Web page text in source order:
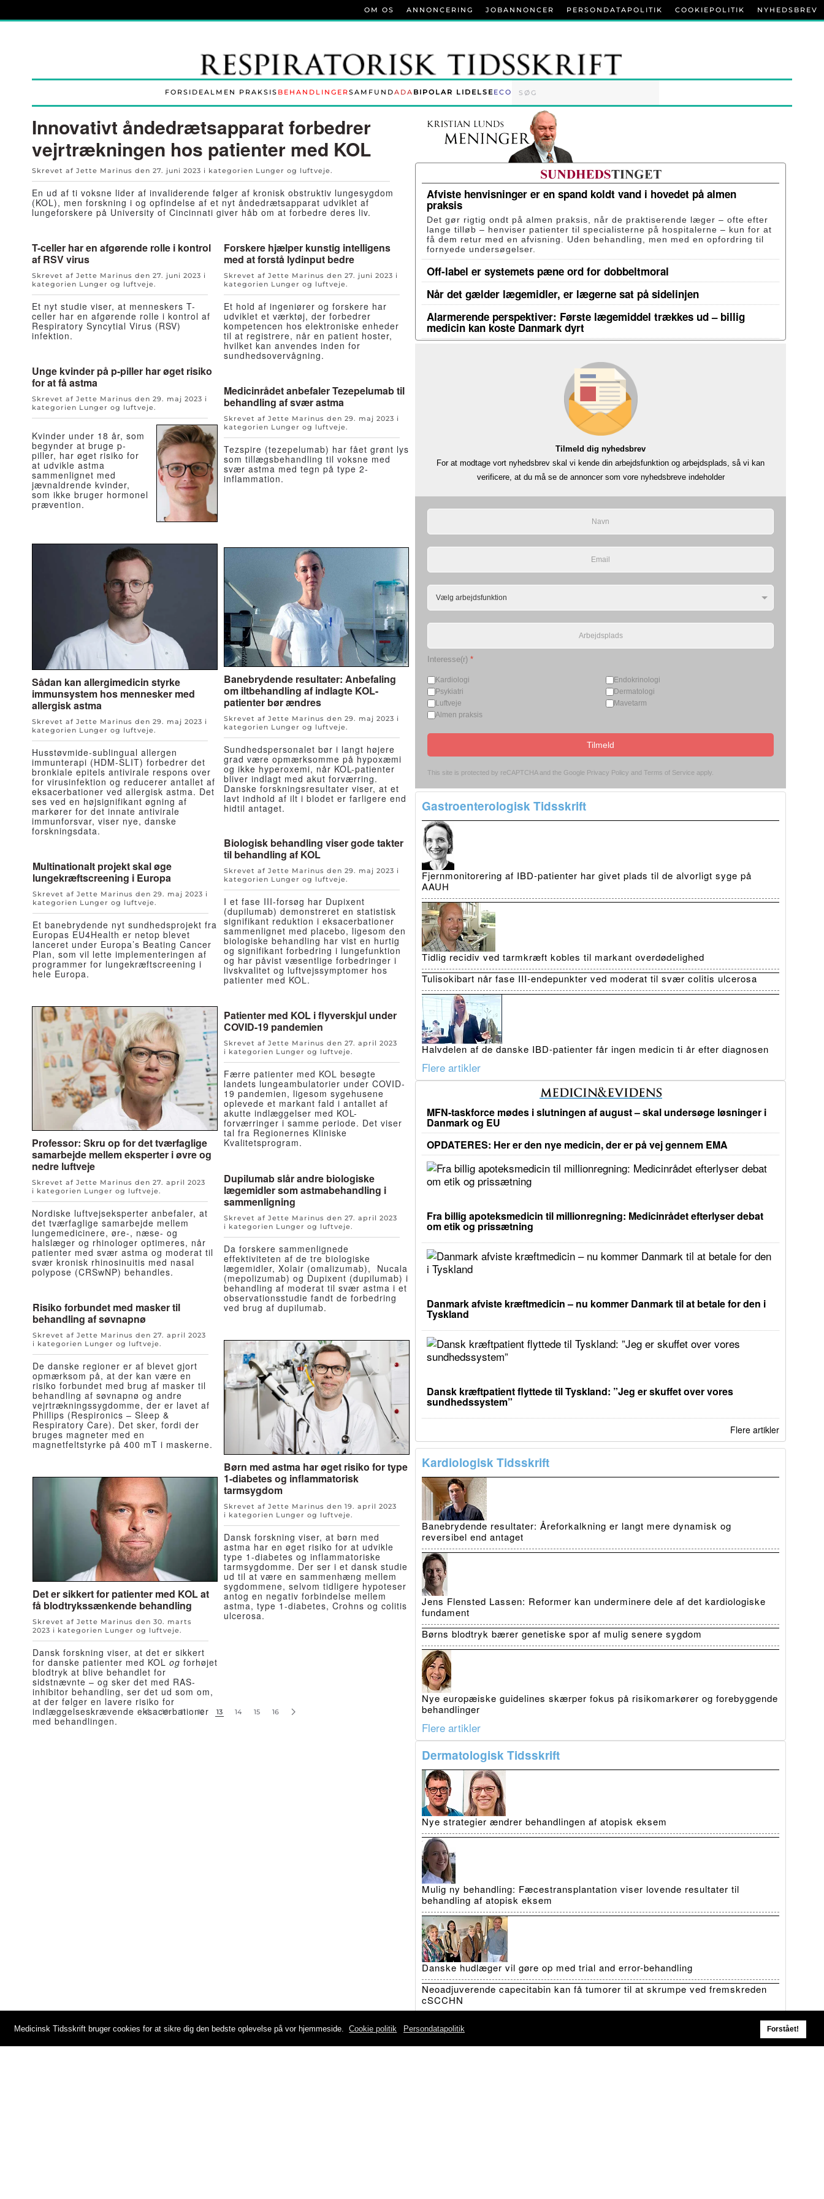
Medicinsk Tidsskrift bruger cookies for at sikre dig den bedste oplevelse på vor hjemmeside. Cookie politik Persondatapolitik Forstået!
FORSIDEALMEN PRAKSIS BEHANDLINGERSAMFUNDADA BIPOLAR LIDELSEECO
OM OS ANNONCERING JOBANNONCER PERSONDATAPOLITIK COOKIEPOLITIK NYHEDSBREV
Innovativt åndedrætsapparat forbedrer
vejrtrækningen hos patienter med KOL
Skrevet af Jette Marinus den 27. juni 2023 i kategorien Lunger og luftveje.
En ud af ti voksne lider af invaliderende følger af kronisk obstruktiv lungesygdom
(KOL), men forskning i og opfindelse af et nyt åndedrætsapparat udviklet af
lungeforskere på University of Cincinnati giver håb om at forbedre deres liv.
T-celler har en afgørende rolle i kontrol
af RSV virus
Skrevet af Jette Marinus den 27. juni 2023 i
kategorien Lunger og luftveje.
Et nyt studie viser, at menneskers T-
celler har en afgørende rolle i kontrol af
Respiratory Syncytial Virus (RSV)
infektion.
Forskere hjælper kunstig intelligens
med at forstå lydinput bedre
Skrevet af Jette Marinus den 27. juni 2023 i
kategorien Lunger og luftveje.
Et hold af ingeniører og forskere har
udviklet et værktøj, der forbedrer
kompetencen hos elektroniske enheder
til at registrere, når en patient hoster,
hvilket kan anvendes inden for
sundhedsovervågning.
Unge kvinder på p-piller har øget risiko
for at få astma
Skrevet af Jette Marinus den 29. maj 2023 i
kategorien Lunger og luftveje.
Kvinder under 18 år, som
begynder at bruge p-
piller, har øget risiko for
at udvikle astma
sammenlignet med
jævnaldrende kvinder,
som ikke bruger hormonel
prævention.
Medicinrådet anbefaler Tezepelumab til
behandling af svær astma
Skrevet af Jette Marinus den 29. maj 2023 i
kategorien Lunger og luftveje.
Tezspire (tezepelumab) har fået grønt lys
som tillægsbehandling til voksne med
svær astma med tegn på type 2-
inflammation.
Sådan kan allergimedicin styrke
immunsystem hos mennesker med
allergisk astma
Skrevet af Jette Marinus den 29. maj 2023 i
kategorien Lunger og luftveje.
Husstøvmide-sublingual allergen
immunterapi (HDM-SLIT) forbedrer det
bronkiale epitels antivirale respons over
for virusinfektion og reducerer antallet af
eksacerbationer ved allergisk astma. Det
ses ved en højsignifikant øgning af
markører for det innate antivirale
immunforsvar, viser nye, danske
forskningsdata.
Banebrydende resultater: Anbefaling
om iltbehandling af indlagte KOL-
patienter bør ændres
Skrevet af Jette Marinus den 29. maj 2023 i
kategorien Lunger og luftveje.
Sundhedspersonalet bør i langt højere
grad være opmærksomme på hypoxæmi
og ikke hyperoxemi, når KOL-patienter
bliver indlagt med akut forværring.
Danske forskningsresultater viser, at et
lavt indhold af ilt i blodet er farligere end
hidtil antaget.
Biologisk behandling viser gode takter
til behandling af KOL
Skrevet af Jette Marinus den 29. maj 2023 i
kategorien Lunger og luftveje.
I et fase III-forsøg har Dupixent
(dupilumab) demonstreret en statistisk
signifikant reduktion i eksacerbationer
sammenlignet med placebo, ligesom den
biologiske behandling har vist en hurtig
og signifikant forbedring i lungefunktion
og har påvist væsentlige forbedringer i
livskvalitet og luftvejssymptomer hos
patienter med KOL.
Multinationalt projekt skal øge
lungekræftscreening i Europa
Skrevet af Jette Marinus den 29. maj 2023 i
kategorien Lunger og luftveje.
Et banebrydende nyt sundhedsprojekt fra
Europas EU4Health er netop blevet
lanceret under Europa’s Beating Cancer
Plan, som vil lette implementeringen af
programmer for lungekræftscreening i
hele Europa.
Professor: Skru op for det tværfaglige
samarbejde mellem eksperter i øvre og
nedre luftveje
Skrevet af Jette Marinus den 27. april 2023
i kategorien Lunger og luftveje.
Nordiske luftvejseksperter anbefaler, at
det tværfaglige samarbejde mellem
lungemedicinere, øre-, næse- og
halslæger og rhinologer optimeres, når
patienter med svær astma og moderat til
svær kronisk rhinosinuitis med nasal
polypose (CRSwNP) behandles.
Patienter med KOL i flyverskjul under
COVID-19 pandemien
Skrevet af Jette Marinus den 27. april 2023
i kategorien Lunger og luftveje.
Færre patienter med KOL besøgte
landets lungeambulatorier under COVID-
19 pandemien, ligesom sygehusene
oplevede et markant fald i antallet af
akutte indlæggelser med KOL-
forværringer i samme periode. Det viser
tal fra Regionernes Kliniske
Kvalitetsprogram.
Dupilumab slår andre biologiske
lægemidler som astmabehandling i
sammenligning
Skrevet af Jette Marinus den 27. april 2023
i kategorien Lunger og luftveje.
Da forskere sammenlignede
effektiviteten af de tre biologiske
lægemidler, Xolair (omalizumab), Nucala
(mepolizumab) og Dupixent (dupilumab) i
behandling af moderat til svær astma i et
observationsstudie fandt de forbedring
ved brug af dupilumab.
Risiko forbundet med masker til
behandling af søvnapnø
Skrevet af Jette Marinus den 27. april 2023
i kategorien Lunger og luftveje.
De danske regioner er af blevet gjort
opmærksom på, at der kan være en
risiko forbundet med brug af masker til
behandling af søvnapnø og andre
vejrtrækningssygdomme, der er lavet af
Phillips (Respironics – Sleep &
Respiratory Care). Det sker, fordi der
bruges magneter med en
magnetfeltstyrke på 400 mT i maskerne.
Børn med astma har øget risiko for type
1-diabetes og inflammatorisk
tarmsygdom
Skrevet af Jette Marinus den 19. april 2023
i kategorien Lunger og luftveje.
Dansk forskning viser, at børn med
astma har en øget risiko for at udvikle
type 1-diabetes og inflammatoriske
tarmsygdomme. Der ser i et dansk studie
ud til at være en sammenhæng mellem
sygdommene, selvom tidligere hypoteser
antog en negativ forbindelse mellem
astma, type 1-diabetes, Crohns og colitis
ulcerosa.
Det er sikkert for patienter med KOL at
få blodtrykssænkende behandling
Skrevet af Jette Marinus den 30. marts
2023 i kategorien Lunger og luftveje.
Dansk forskning viser, at det er sikkert
for danske patienter med KOL og forhøjet
blodtryk at blive behandlet for
sidstnævnte – og sker det med RAS-
inhibitor behandling, ser det ud som om,
at der følger en lavere risiko for
indlæggelseskrævende eksacerbationer
med behandlingen.
10 11 12 13 14 15 16
Afviste henvisninger er en spand koldt vand i hovedet på almen
praksis
Det gør rigtig ondt på almen praksis, når de praktiserende læger – ofte efter
lange tilløb – henviser patienter til specialisterne på hospitalerne – kun for at
få dem retur med en afvisning. Uden behandling, men med en opfordring til
fornyede undersøgelser.
Off-label er systemets pæne ord for dobbeltmoral
Når det gælder lægemidler, er lægerne sat på sidelinjen
Alarmerende perspektiver: Første lægemiddel trækkes ud – billig
medicin kan koste Danmark dyrt
Tilmeld dig nyhedsbrev
For at modtage vort nyhedsbrev skal vi kende din arbejdsfunktion og arbejdsplads, så vi kan
verificere, at du må se de annoncer som vore nyhedsbreve indeholder
Interesse(r) *
Kardiologi
Endokrinologi
Psykiatri
Dermatologi
Luftveje
Mavetarm
Almen praksis
Tilmeld
This site is protected by reCAPTCHA and the Google Privacy Policy and Terms of Service apply.
Gastroenterologisk Tidsskrift
Fjernmonitorering af IBD-patienter har givet plads til de alvorligt syge på
AAUH
Tidlig recidiv ved tarmkræft kobles til markant overdødelighed
Tulisokibart når fase III-endepunkter ved moderat til svær colitis ulcerosa
Halvdelen af de danske IBD-patienter får ingen medicin ti år efter diagnosen
Flere artikler
MFN-taskforce mødes i slutningen af august – skal undersøge løsninger i
Danmark og EU
OPDATERES: Her er den nye medicin, der er på vej gennem EMA
Fra billig apoteksmedicin til millionregning: Medicinrådet efterlyser debat
om etik og prissætning
Danmark afviste kræftmedicin – nu kommer Danmark til at betale for den i
Tyskland
Dansk kræftpatient flyttede til Tyskland: ”Jeg er skuffet over vores
sundhedssystem”
Flere artikler
Kardiologisk Tidsskrift
Banebrydende resultater: Åreforkalkning er langt mere dynamisk og
reversibel end antaget
Jens Flensted Lassen: Reformer kan underminere dele af det kardiologiske
fundament
Børns blodtryk bærer genetiske spor af mulig senere sygdom
Nye europæiske guidelines skærper fokus på risikomarkører og forebyggende
behandlinger
Flere artikler
Dermatologisk Tidsskrift
Nye strategier ændrer behandlingen af atopisk eksem
Mulig ny behandling: Fæcestransplantation viser lovende resultater til
behandling af atopisk eksem
Danske hudlæger vil gøre op med trial and error-behandling
Neoadjuverende capecitabin kan få tumorer til at skrumpe ved fremskreden
cSCCHN
PsykiatriskTidsskrift